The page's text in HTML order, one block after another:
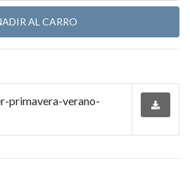
primavera-verano-